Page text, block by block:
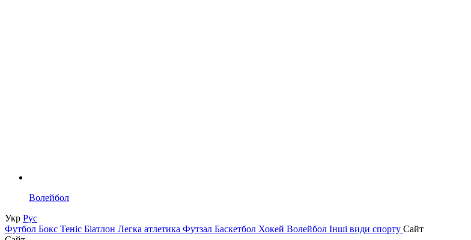
Волейбол
Укр Рус
Футбол Бокс Теніс Біатлон Легка атлетика Футзал Баскетбол Хокей Волейбол Інші види спорту Сайт